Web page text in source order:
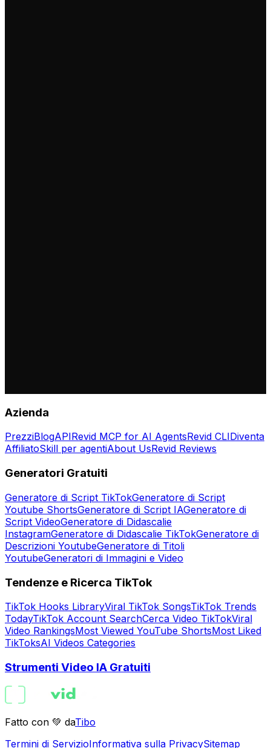
Azienda
PrezziBlogAPIRevid MCP for AI AgentsRevid CLIDiventa
AffiliatoSkill per agentiAbout UsRevid Reviews
Generatori Gratuiti
Generatore di Script TikTokGeneratore di Script
Youtube ShortsGeneratore di Script IAGeneratore di
Script VideoGeneratore di Didascalie
InstagramGeneratore di Didascalie TikTokGeneratore di
Descrizioni YoutubeGeneratore di Titoli
YoutubeGeneratori di Immagini e Video
Tendenze e Ricerca TikTok
TikTok Hooks LibraryViral TikTok SongsTikTok Trends
TodayTikTok Account SearchCerca Video TikTokViral
Video RankingsMost Viewed YouTube ShortsMost Liked
TikToksAI Videos Categories
Strumenti Video IA Gratuiti
Fatto con 💚 daTibo
Termini di ServizioInformativa sulla PrivacySitemap